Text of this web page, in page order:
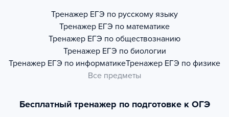
Тренажер ЕГЭ по русскому языку
Тренажер ЕГЭ по математике
Тренажер ЕГЭ по обществознанию
Тренажер ЕГЭ по биологии
Тренажер ЕГЭ по информатикеТренажер ЕГЭ по физике
Все предметы
Бесплатный тренажер по подготовке к ОГЭ